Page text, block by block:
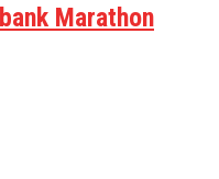
Marathon